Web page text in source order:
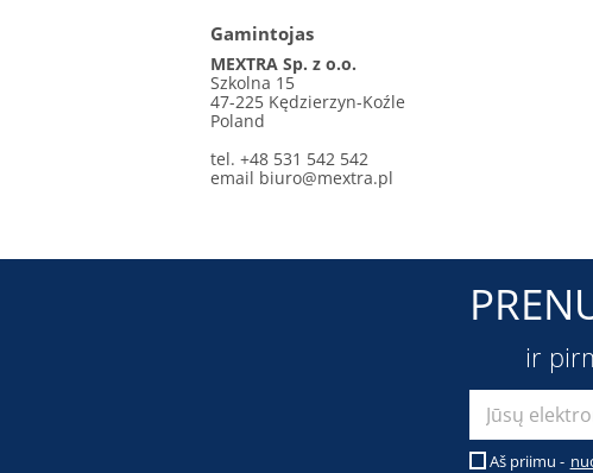
Gamintojas
MEXTRA Sp. z o.o.
Szkolna 15
47-225 Kędzierzyn-Koźle
Poland
tel. +48 531 542 542
email biuro@mextra.pl
ir
Aš priimu -